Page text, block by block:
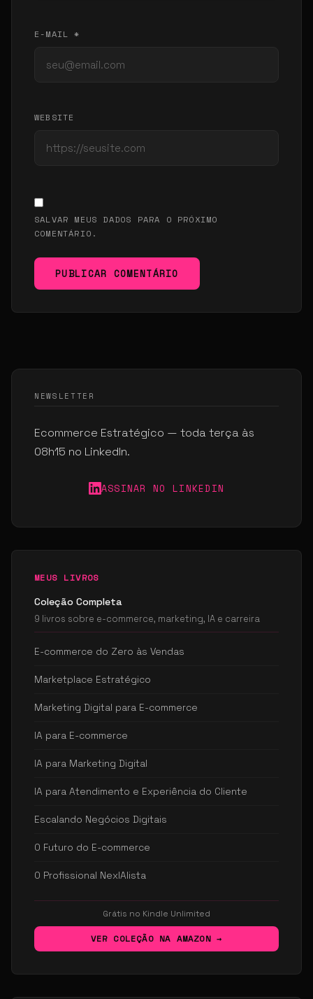
E-MAIL *
WEBSITE
SALVAR MEUS DADOS PARA O PRÓXIMO
COMENTÁRIO.
PUBLICAR COMENTÁRIO
NEWSLETTER
Ecommerce Estratégico — toda terça às
08h15 no LinkedIn.
ASSINAR NO LINKEDIN
MEUS LIVROS
Coleção Completa
9 livros sobre e-commerce, marketing, IA e carreira
E-commerce do Zero às Vendas
Marketplace Estratégico
Marketing Digital para E-commerce
IA para E-commerce
IA para Marketing Digital
IA para Atendimento e Experiência do Cliente
Escalando Negócios Digitais
O Futuro do E-commerce
O Profissional NexIAlista
Grátis no Kindle Unlimited
VER COLEÇÃO NA AMAZON →